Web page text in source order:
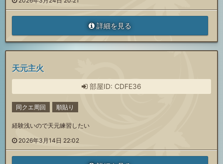
詳細を見る
天元主火
部屋ID: CDFE36
同クエ周回 順貼り
経験浅いので天元練習したい
2026年3月14日 22:02